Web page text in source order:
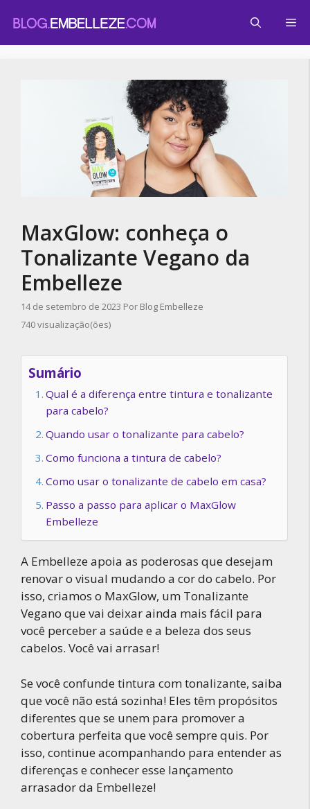
para
o
MaxGlow: conheça o
Tonalizante Vegano da
Embelleze
14 de setembro de 2023 Por Blog Embelleze
740 visualização(ões)
Sumário
Qual é a diferença entre tintura e tonalizante
para cabelo?
Quando usar o tonalizante para cabelo?
Como funciona a tintura de cabelo?
Como usar o tonalizante de cabelo em casa?
Passo a passo para aplicar o MaxGlow
Embelleze
A Embelleze apoia as poderosas que desejam
renovar o visual mudando a cor do cabelo. Por
isso, criamos o MaxGlow, um Tonalizante
Vegano que vai deixar ainda mais fácil para
você perceber a saúde e a beleza dos seus
cabelos. Você vai arrasar!
Se você confunde tintura com tonalizante, saiba
que você não está sozinha! Eles têm propósitos
diferentes que se unem para promover a
cobertura perfeita que você sempre quis. Por
isso, continue acompanhando para entender as
diferenças e conhecer esse lançamento
arrasador da Embelleze!